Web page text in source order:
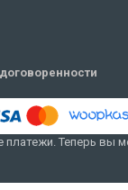
Теперь вы